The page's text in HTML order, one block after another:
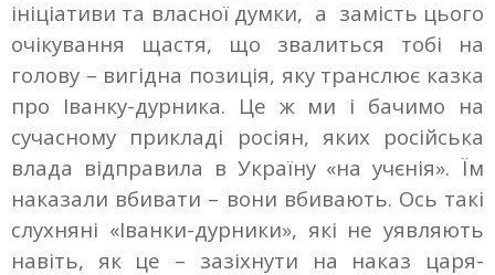
ініціативи та власної думки, а замість цього
очікування щастя, що звалиться тобі на
голову – вигідна позиція, яку транслює казка
про Іванку-дурника. Це ж ми і бачимо на
сучасному прикладі росіян, яких російська
влада відправила в Україну «на учєнія». Їм
наказали вбивати – вони вбивають. Ось такі
слухняні «Іванки-дурники», які не уявляють
навіть, як це – зазіхнути на наказ царя-